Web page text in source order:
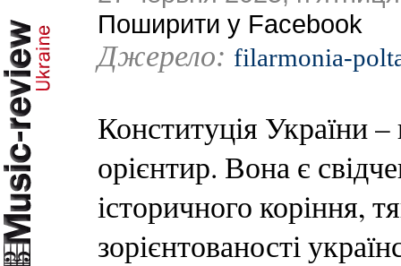
Поширити у Facebook
Джерело: filarmonia-
Конституція України
орієнтир. Вона є
історичного коріння,
зорієнтованості